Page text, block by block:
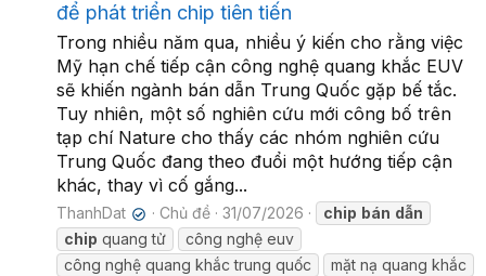
để phát triển chip tiên tiến
Trong nhiều năm qua, nhiều ý kiến cho rằng việc
Mỹ hạn chế tiếp cận công nghệ quang khắc EUV
sẽ khiến ngành bán dẫn Trung Quốc gặp bế tắc.
Tuy nhiên, một số nghiên cứu mới công bố trên
tạp chí Nature cho thấy các nhóm nghiên cứu
Trung Quốc đang theo đuổi một hướng tiếp cận
khác, thay vì cố gắng...
ThanhDat ✔ Chủ đề 31/07/2026 chip bán dẫn
chip quang tử
công nghệ euv
công nghệ quang khắc trung quốc
mặt nạ quang khắc